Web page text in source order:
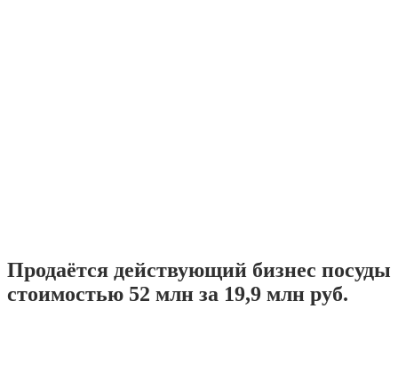
Продаётся действующий бизнес посуды
стоимостью 52 млн за 19,9 млн руб.